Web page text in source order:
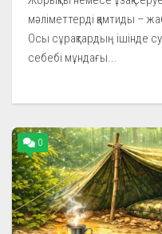
мәліметтерді қамтиды –
Осы сұрақтардың ішінде
себебі мұндағы...
0